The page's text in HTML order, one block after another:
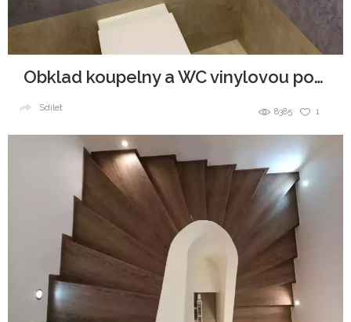
Obklad koupelny a WC vinylovou podlahou
1
8385
Sdílet